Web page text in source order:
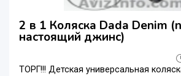
2 в 1 Коляска Dada Denim
настоящий джинс)
ТОРГ!!! Детская универсальная